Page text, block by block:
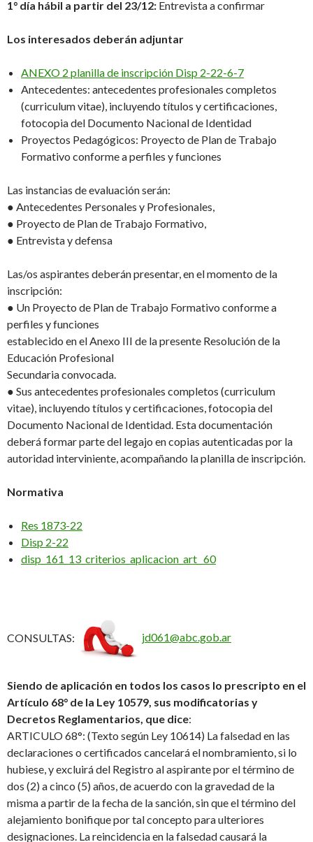
1° día hábil a partir del 23/12: Entrevista a confirmar
Los interesados deberán adjuntar
ANEXO 2 planilla de inscripción Disp 2-22-6-7
Antecedentes: antecedentes profesionales completos
(curriculum vitae), incluyendo títulos y certificaciones,
fotocopia del Documento Nacional de Identidad
Proyectos Pedagógicos: Proyecto de Plan de Trabajo
Formativo conforme a perfiles y funciones
Las instancias de evaluación serán:
● Antecedentes Personales y Profesionales,
● Proyecto de Plan de Trabajo Formativo,
● Entrevista y defensa
Las/os aspirantes deberán presentar, en el momento de la
inscripción:
● Un Proyecto de Plan de Trabajo Formativo conforme a
perfiles y funciones
establecido en el Anexo III de la presente Resolución de la
Educación Profesional
Secundaria convocada.
● Sus antecedentes profesionales completos (curriculum
vitae), incluyendo títulos y certificaciones, fotocopia del
Documento Nacional de Identidad. Esta documentación
deberá formar parte del legajo en copias autenticadas por la
autoridad interviniente, acompañando la planilla de inscripción.
Normativa
Res 1873-22
Disp 2-22
disp_161_13_criterios_aplicacion_art_ 60
CONSULTAS: jd061@abc.gob.ar
Siendo de aplicación en todos los casos lo prescripto en el
Artículo 68° de la Ley 10579, sus modificatorias y
Decretos Reglamentarios, que dice:
ARTICULO 68°: (Texto según Ley 10614) La falsedad en las
declaraciones o certificados cancelará el nombramiento, si lo
hubiese, y excluirá del Registro al aspirante por el término de
dos (2) a cinco (5) años, de acuerdo con la gravedad de la
misma a partir de la fecha de la sanción, sin que el término del
alejamiento bonifique por tal concepto para ulteriores
designaciones. La reincidencia en la falsedad causará la